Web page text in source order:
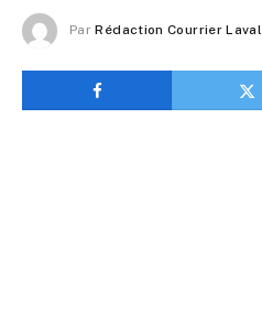
Par Rédaction Courrier Laval